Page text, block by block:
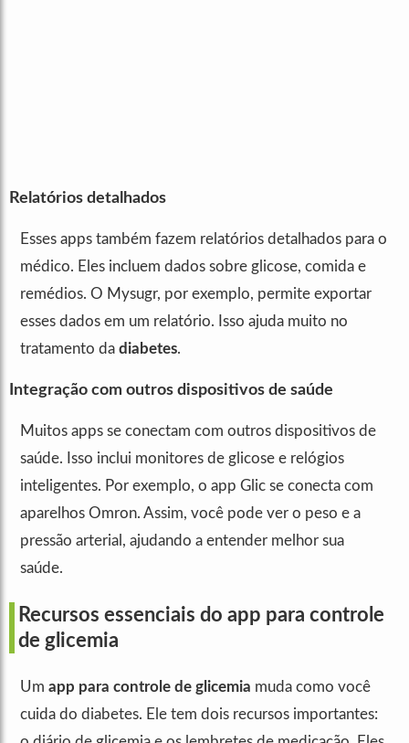
Relatórios detalhados
Esses apps também fazem relatórios detalhados para o
médico. Eles incluem dados sobre glicose, comida e
remédios. O Mysugr, por exemplo, permite exportar
esses dados em um relatório. Isso ajuda muito no
tratamento da diabetes.
Integração com outros dispositivos de saúde
Muitos apps se conectam com outros dispositivos de
saúde. Isso inclui monitores de glicose e relógios
inteligentes. Por exemplo, o app Glic se conecta com
aparelhos Omron. Assim, você pode ver o peso e a
pressão arterial, ajudando a entender melhor sua
saúde.
Recursos essenciais do app para controle
de glicemia
Um app para controle de glicemia muda como você
cuida do diabetes. Ele tem dois recursos importantes: